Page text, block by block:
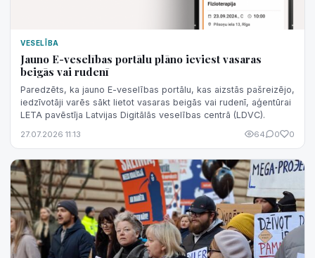
VESELĪBA
Jauno E-veselības portālu plāno ieviest vasaras
beigās vai rudenī
Paredzēts, ka jauno E-veselības portālu, kas aizstās pašreizējo,
iedzīvotāji varēs sākt lietot vasaras beigās vai rudenī, aģentūrai
LETA pavēstīja Latvijas Digitālās veselības centrā (LDVC).
27.07.2026 11:13 64 0 0